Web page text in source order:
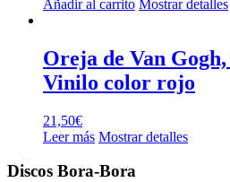
Añadir al carrito Mostrar detalles
Oreja de Van
Vinilo color rojo
21,50€
Leer más Mostrar detalles
Discos Bora-Bora